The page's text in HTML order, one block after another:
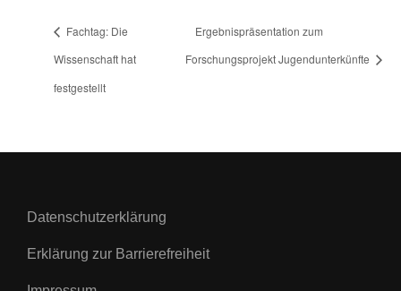
Fachtag: Die
Wissenschaft hat
festgestellt
Ergebnispräsentation zum
Forschungsprojekt Jugendunterkünfte
Datenschutzerklärung
Erklärung zur Barrierefreiheit